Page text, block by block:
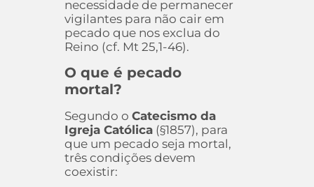
necessidade de permanecer
vigilantes para não cair em
pecado que nos exclua do
Reino (cf. Mt 25,1-46).
O que é pecado
mortal?
Segundo oCatecismo da
Igreja Católica (§1857), para
que um pecado seja mortal,
três condições devem
coexistir: